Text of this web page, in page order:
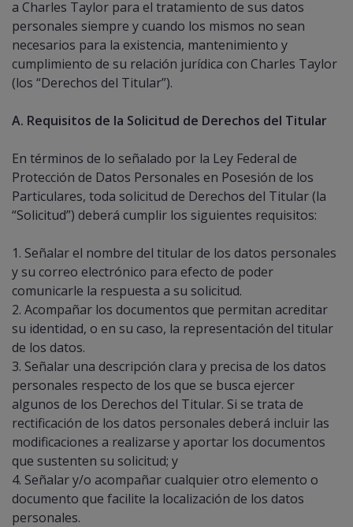
a Charles Taylor para el tratamiento de sus datos
personales siempre y cuando los mismos no sean
necesarios para la existencia, mantenimiento y
cumplimiento de su relación jurídica con Charles Taylor
(los “Derechos del Titular”).
A. Requisitos de la Solicitud de Derechos del Titular
En términos de lo señalado por la Ley Federal de
Protección de Datos Personales en Posesión de los
Particulares, toda solicitud de Derechos del Titular (la
“Solicitud”) deberá cumplir los siguientes requisitos:
1. Señalar el nombre del titular de los datos personales
y su correo electrónico para efecto de poder
comunicarle la respuesta a su solicitud.
2. Acompañar los documentos que permitan acreditar
su identidad, o en su caso, la representación del titular
de los datos.
3. Señalar una descripción clara y precisa de los datos
personales respecto de los que se busca ejercer
algunos de los Derechos del Titular. Si se trata de
rectificación de los datos personales deberá incluir las
modificaciones a realizarse y aportar los documentos
que sustenten su solicitud; y
4. Señalar y/o acompañar cualquier otro elemento o
documento que facilite la localización de los datos
personales.